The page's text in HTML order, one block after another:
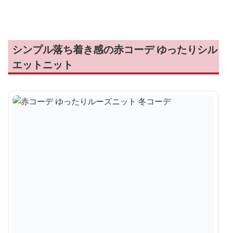
シンプル落ち着き感の赤コーデ ゆったりシル
エットニット